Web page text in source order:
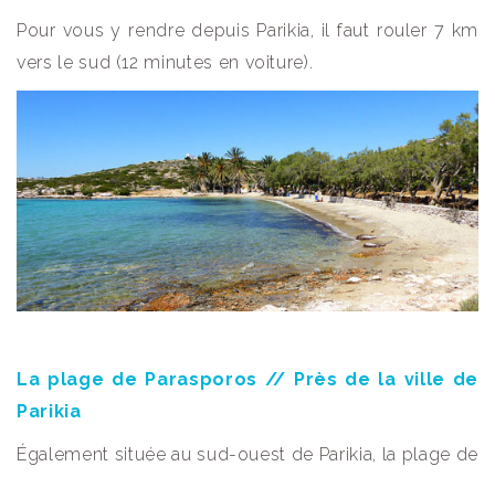
Pour vous y rendre depuis Parikia, il faut rouler 7 km
vers le sud (12 minutes en voiture).
La plage de Parasporos // Près de la ville de
Parikia
Également située au sud-ouest de Parikia, la plage de